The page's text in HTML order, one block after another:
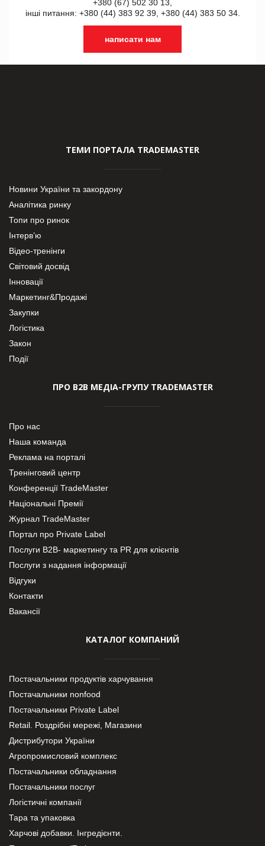
+380 (67) 502 30 13,
інші питання: +380 (44) 383 92 39, +380 (44) 383 50 34.
написати нам
ТЕМИ ПОРТАЛА TRADEMASTER
Новини України та закордону
Аналітика ринку
Топи про ринок
Інтерв’ю
Відео-тренінги
Світовий досвід
Інновації
Маркетинг&Продажі
Закупки
Логістика
Закон
Події
ПРО В2В МЕДІА-ГРУПУ TRADEMASTER
Про нас
Наша команда
Реклама на порталі
Тренінговий центр
Конференції TradeMaster
Національні Премії
Журнал TradeMaster
Портал про Private Label
Послуги В2В- маркетингу та PR для клієнтів
Послуги з надання інформації
Відгуки
Контакти
Вакансії
КАТАЛОГ КОМПАНИЙ
Постачальники продуктів харчування
Постачальники nonfood
Постачальники Private Label
Retail. Роздрібні мережі, Магазини
Дистрибутори України
Агропромисловий комплекс
Постачальники обладнання
Постачальники послуг
Логістичні компанії
Тара та упаковка
Харчові добавки. Інгредієнти.